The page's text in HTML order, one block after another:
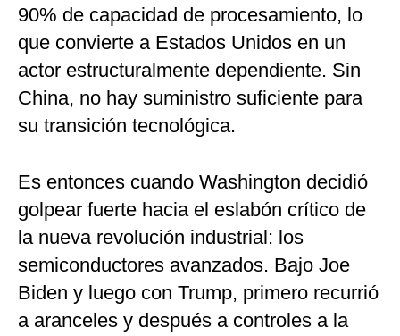
90% de capacidad de procesamiento, lo
que convierte a Estados Unidos en un
actor estructuralmente dependiente. Sin
China, no hay suministro suficiente para
su transición tecnológica.
Es entonces cuando Washington decidió
golpear fuerte hacia el eslabón crítico de
la nueva revolución industrial: los
semiconductores avanzados. Bajo Joe
Biden y luego con Trump, primero recurrió
a aranceles y después a controles a la